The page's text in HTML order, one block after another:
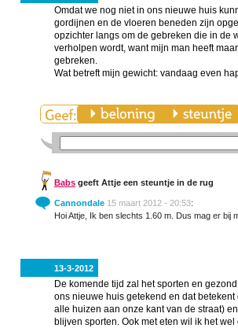
Omdat we nog niet in ons nieuwe huis
gordijnen en de vloeren beneden zijn
opzichter langs om de gebreken die in de
verholpen wordt, want mijn man heeft
gebreken.
Wat betreft mijn gewicht: vandaag even
Babsgeeft Attje een steuntje in de rug
Cannondale 15 maart 2012 - 20:53:
Hoi Attje, Ik ben slechts 1.60 m. Dus mag er bij
13-3-2012
De komende tijd zal het sporten en
ons nieuwe huis getekend en dat
alle huizen aan onze kant van de straat)
blijven sporten. Ook met eten wil ik het